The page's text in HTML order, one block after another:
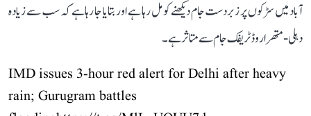
آباد میں سڑکوں پر زبردست جام دیکھنے کو مل رہا ہے اور بتایا جا رہا ہے کہ سب سے زیادہ
دہلی-متھرا روڈ ٹریفک جام سے متاثر ہے۔
IMD issues 3-hour red alert for Delhi after heavy
rain; Gurugram battles